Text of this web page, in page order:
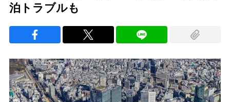
泊トラブルも